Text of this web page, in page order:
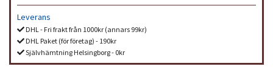
Leverans
DHL - Fri frakt från 1000kr (annars 99kr)
DHL Paket (för företag) - 190kr
Självhämtning Helsingborg - 0kr